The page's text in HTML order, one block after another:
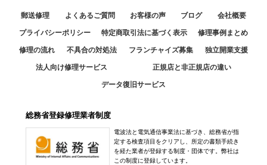
郵送修理 よくあるご質問 お客様の声 ブログ 会社概要
プライバシーポリシー 特定商取引法に基づく表示 修理事例まとめ
修理の流れ 不具合の対処法 フランチャイズ募集 独立開業支援
法人向け修理サービス 正規店と非正規店の違い
データ復旧サービス
総務省登録修理業者制度
電波法と電気通信事業法に基づき、総務省が指
定する検査項目をクリアし、所定の書類手続き
を経た業者が登録する制度・団体です。弊社は
この制度に登録しています。